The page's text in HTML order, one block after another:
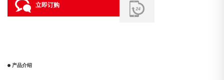
立即订购
产品介绍